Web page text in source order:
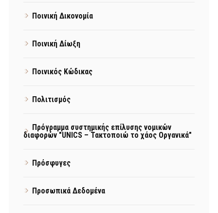
Ποινική Δικονομία
Ποινική Δίωξη
Ποινικός Κώδικας
Πολιτισμός
Πρόγραμμα συστημικής επίλυσης νομικών
διαφορών "UNICS – Τακτοποιώ το χάος Οργανικά"
Πρόσφυγες
Προσωπικά Δεδομένα